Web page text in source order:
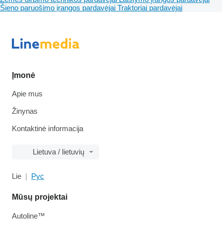
Šieno paruošimo įrangos pardavėjai Traktoriai pardavėjai
Įmonė
Apie mus
Žinynas
Kontaktinė informacija
Lietuva / lietuvių
Lie Рус
Mūsų projektai
Autoline™